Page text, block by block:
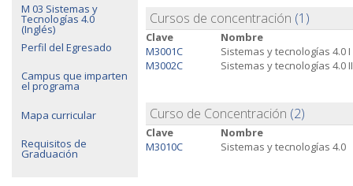
M 03 Sistemas y
Tecnologías 4.0
(Inglés)
Perfil del Egresado
Campus que imparten
el programa
Mapa curricular
Requisitos de
Graduación
Cursos de concentración (1)
Clave
Nombre
M3001C
Sistemas y tecnologías 4.0 I
M3002C
Sistemas y tecnologías 4.0 II
Curso de Concentración (2)
Clave
Nombre
M3010C
Sistemas y tecnologías 4.0